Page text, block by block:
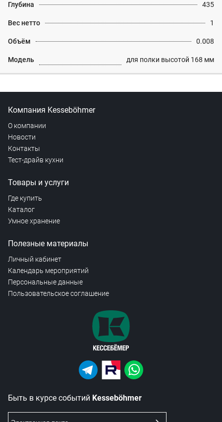
Глубина 435
Вес нетто 1
Объём 0.008
Модель для полки высотой 168 мм
Компания Kesseböhmer
О компании
Новости
Контакты
Тест-драйв кухни
Товары и услуги
Где купить
Каталог
Умное хранение
Полезные материалы
Личный кабинет
Календарь мероприятий
Персональные данные
Пользовательское соглашение
Быть в курсе событий Kesseböhmer